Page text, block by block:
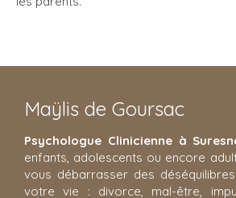
Maÿlis de Goursac
Psychologue Clinicienne à
enfants, adolescents ou encore
vous débarrasser des
votre vie : divorce, mal-être,